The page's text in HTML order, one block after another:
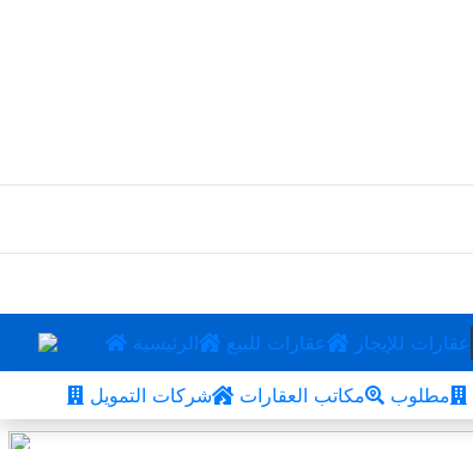
الرئيسية عقارات للبيع عقارات للإيجار
شركات التمويل مكاتب العقارات مطلوب